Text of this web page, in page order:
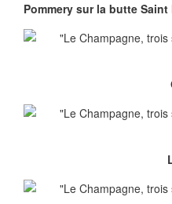
Pommery sur la butte